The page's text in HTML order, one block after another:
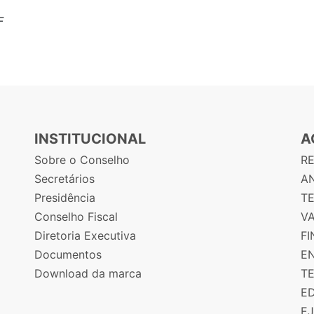
INSTITUCIONAL
Sobre o Conselho
Secretários
Presidência
Conselho Fiscal
Diretoria Executiva
Documentos
Download da marca